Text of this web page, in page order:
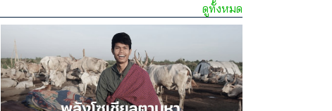
ดูทั้งหมด